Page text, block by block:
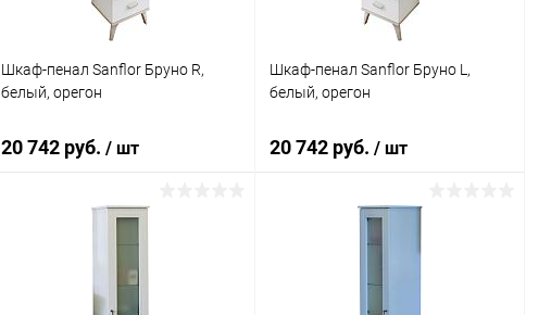
Шкаф-пенал Sanflor Бруно R,
белый, орегон
20 742 руб. / шт
Купить в 1 клик
Шкаф-пенал Sanflor Бруно L,
белый, орегон
20 742 руб./ шт
В корзину